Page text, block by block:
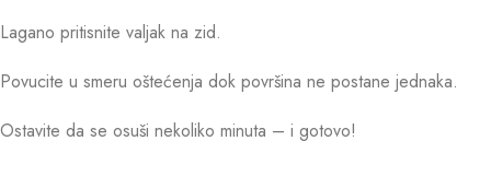
Lagano pritisnite valjak na zid.
Povucite u smeru oštećenja dok površina ne postane jednaka.
Ostavite da se osuši nekoliko minuta – i gotovo!